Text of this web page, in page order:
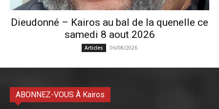
Dieudonné – Kairos au bal de la quenelle ce
samedi 8 aout 2026
Articles 06/08/2026
ABONNEZ-VOUS À Kairos